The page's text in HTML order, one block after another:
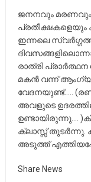
ജനനവും
പ്രതീക്ഷകളെയും
ഇന്നലെ
രാത്രി
മകൻ വന്ന്
വേദനയുണ്ട്…..
അവളുടെ
ഉണ്ടായിരുന്നു….
ക്ലാസ്സ് തുടർന്നു.
അടുത്ത്
Share News